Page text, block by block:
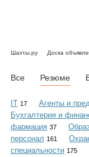
Шахты.ру Доска
Все Резюме
IT 17 Агенты и
Бухгалтерия и
фармация 37
персонал 161
специальности 175